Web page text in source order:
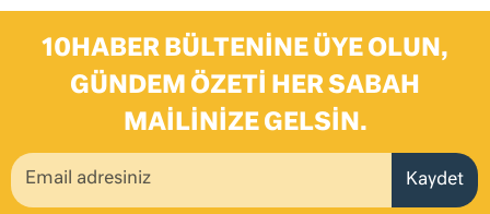
10HABER BÜLTENINE ÜYE OLUN,
GÜNDEM ÖZETI HER SABAH
MAILINIZE GELSIN.
Kaydet